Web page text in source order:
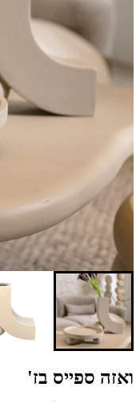
ואזה ספייס בז'